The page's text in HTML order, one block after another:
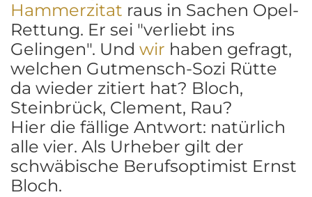
Hammerzitat raus in Sachen Opel-
Rettung. Er sei "verliebt ins
Gelingen". Und wir haben gefragt,
welchen Gutmensch-Sozi Rütte
da wieder zitiert hat? Bloch,
Steinbrück, Clement, Rau?
Hier die fällige Antwort: natürlich
alle vier. Als Urheber gilt der
schwäbische Berufsoptimist Ernst
Bloch.